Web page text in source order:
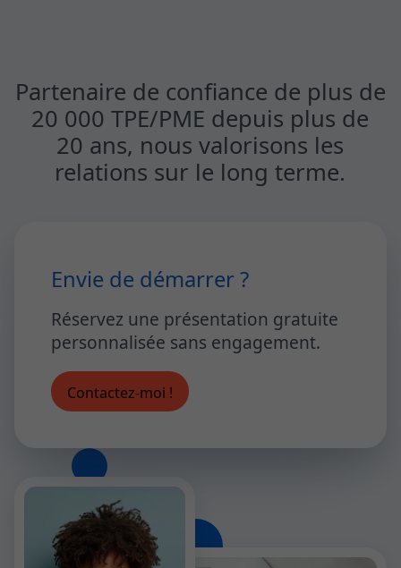
Partenaire de confiance de plus de
20 000 TPE/PME depuis plus de
20 ans, nous valorisons les
relations sur le long terme.
Envie de démarrer ?
Réservez une présentation gratuite
personnalisée sans engagement.
Contactez-moi !